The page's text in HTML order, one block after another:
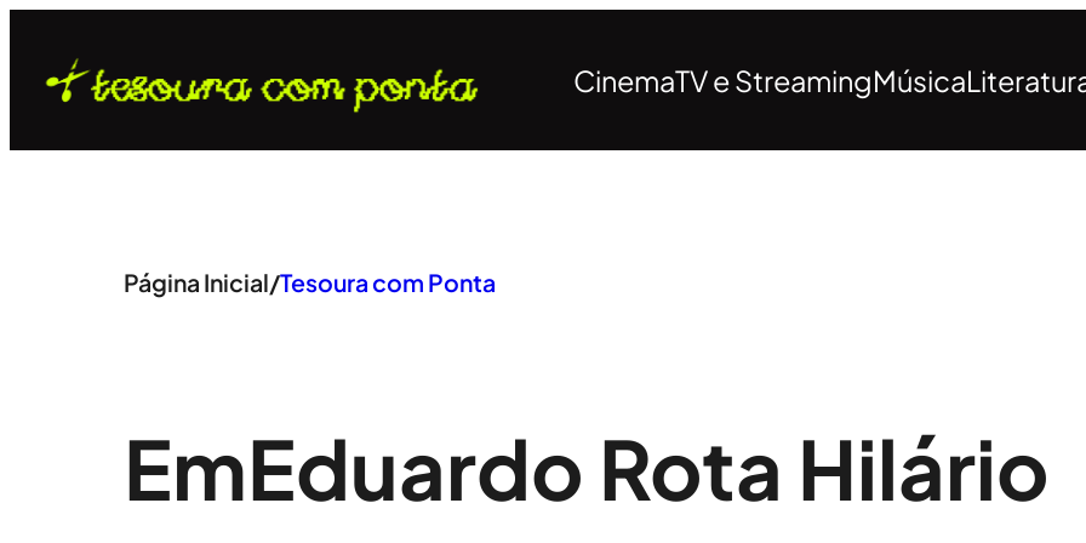
para
CinemaTV e StreamingMúsica
Página Inicial/Tesoura com Ponta
EmEduardo Rota Hilário